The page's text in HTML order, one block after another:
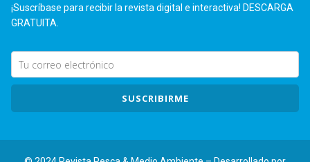
¡Suscríbase para recibir la revista digital e interactiva! DESCARGA
GRATUITA.
SUSCRIBIRME